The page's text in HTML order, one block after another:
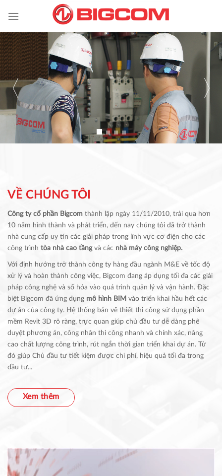
content
VỀ CHÚNG TÔI
Công ty cổ phần Bigcom thành lập ngày 11/11/2010, trải qua hơn
10 năm hình thành và phát triển, đến nay chúng tôi đã trở thành
nhà cung cấp uy tín các giải pháp trong lĩnh vực cơ điện cho các
công trình tòa nhà cao tầngvà các nhà máy công nghiệp.
Với định hướng trở thành công ty hàng đầu ngành M&E về tốc độ
xử lý và hoàn thành công việc, Bigcom đang áp dụng tối đa các giải
pháp công nghệ và số hóa vào quá trình quản lý và vận hành. Đặc
biệt Bigcom đã ứng dụng mô hình BIM vào triển khai hầu hết các
dự án của công ty. Hệ thống bản vẽ thiết thi công sử dụng phần
mềm Revit 3D rõ ràng, trực quan giúp chủ đầu tư dễ dàng phê
duyệt phương án, công nhân thi công nhanh và chính xác, nâng
cao chất lượng công trình, rút ngắn thời gian triển khai dự án. Từ
đó giúp Chủ đầu tư tiết kiệm được chi phí, hiệu quả tối đa trong
đầu tư...
Xem thêm